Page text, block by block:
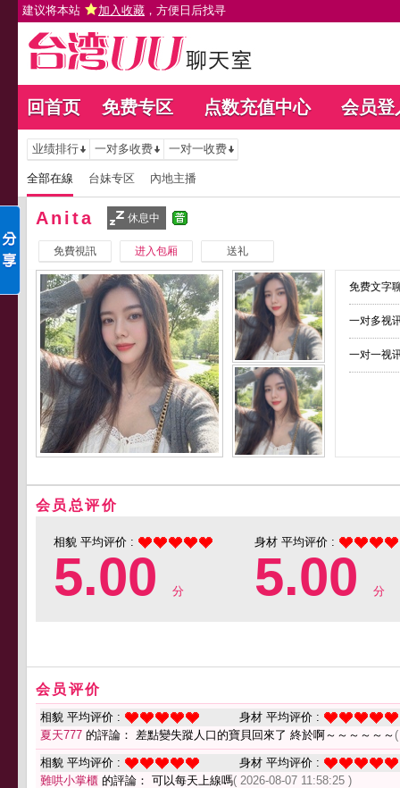
建议将本站 加入收藏 ，方便日后找寻
回首页 免费专区 点数充值中心 会员登
业绩排行 一对多收费 一对一收费
全部在線 台妹专区 內地主播
Anita 休息中
免費視訊 进入包厢 送礼
免费文字
一对多视
一对一视
会员总评价
相貌 平均评价 :
5.00 分
身材 平均评价 :
5.00 分
会员评价
相貌 平均评价 :
身材 平均评价 :
夏天777 的評論： 差點變失蹤人口的寶貝回來了 終於啊～～～～～～
相貌 平均评价 :
身材 平均评价 :
難哄小掌櫃 的評論： 可以每天上線嗎( 2026-08-07 11:58:25 )